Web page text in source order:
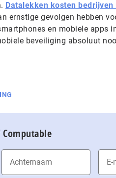
Datalekken kosten bedrijven
ernstige gevolgen hebben
en mobiele apps
beveiliging absoluut